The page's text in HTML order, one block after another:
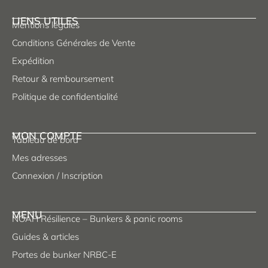
LIENS UTILES
Mentions légales
Conditions Générales de Vente
Expédition
Retour & remboursement
Politique de confidentialité
MON COMPTE
Tableau de bord
Mes adresses
Connexion / Inscription
MENU
NOAH Résilience – Bunkers & panic rooms
Guides & articles
Portes de bunker NRBC-E